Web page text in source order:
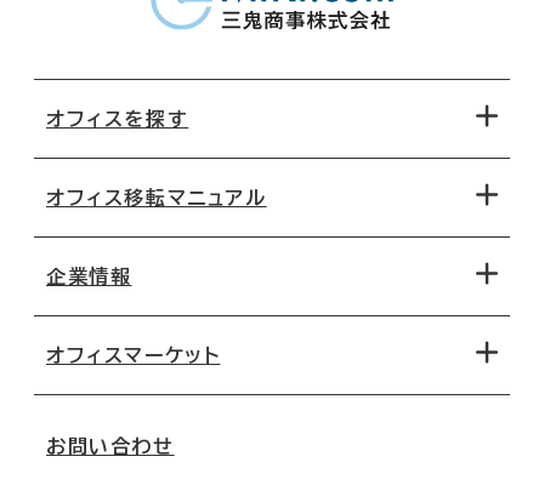
オフィスを探す
地図から探す
路線・駅から探す
オフィス移転マニュアル
移転コストシミュレーション
移転スケジュール
オフィス移転Q&A
企業情報
オフィスマーケット
お問い合わせ